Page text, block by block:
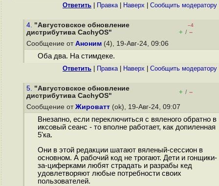
Ответить Правка| Наверх Cообщить модератору
4. "Августовское обновление
дистрибутива CachyOS"
–4
+ / –
Сообщение от Аноним (4), 19-Авг-24, 09:06
Оба два. На стимдеке.
Ответить Правка| Наверх Cообщить модератору
5. "Августовское обновление
дистрибутива CachyOS"
+ / –
Сообщение от Жироватт (ok), 19-Авг-24, 09:07
Внезапно, если переключиться с вяленого обратно в
иксовый сеанс - то вполне работает, как допиленная
5'ка.
Они в этой редакции шатают вяленый-сессион в
основном. А рабочий код не трогают. Дети и гонщики-
за-циферками любят страдать и разрабы кед
удовлетворяют любые потребности своих
пользователей.